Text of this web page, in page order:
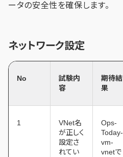
ータの安全性を確保します。
ネットワーク設定
No
試験内
容
期待結
果
1
VNet名
が正しく
設定さ
れてい
Ops-
Today-
vm-
vnetで